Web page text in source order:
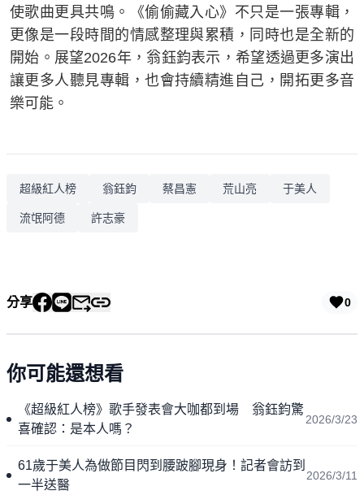
使歌曲更具共鳴。《偷偷藏入心》不只是一張專輯，
更像是一段時間的情感整理與累積，同時也是全新的
開始。展望2026年，翁鈺鈞表示，希望透過更多演出
讓更多人聽見專輯，也會持續精進自己，開拓更多音
樂可能。
超級紅人榜 翁鈺鈞 蔡昌憲 荒山亮 于美人
流氓阿德 許志豪
分享 0
你可能還想看
《超級紅人榜》歌手發表會大咖都到場 翁鈺鈞驚
喜確認：是本人嗎？
2026/3/23
61歲于美人為做節目閃到腰跛腳現身！記者會訪到
一半送醫
2026/3/11